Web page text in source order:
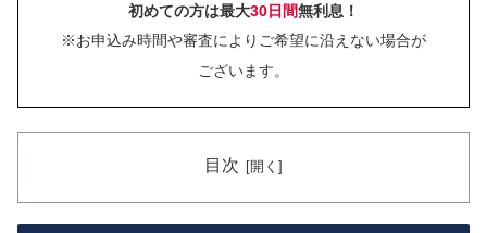
初めての方は最大30日間無利息！
※お申込み時間や審査によりご希望に沿えない場合が
ございます。
目次